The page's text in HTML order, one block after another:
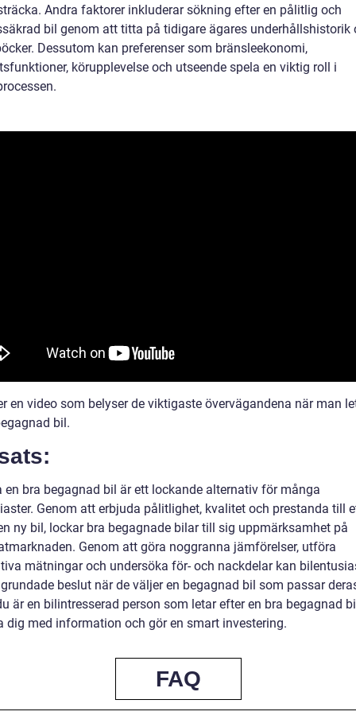
Andra faktorer inkluderar sökning efter en pålitlig och
bil genom att titta på tidigare ägares underhållshistorik
Dessutom kan preferenser som bränsleekonomi,
körupplevelse och utseende spela en viktig roll i
en video som belyser de viktigaste övervägandena när man
bil.
en bra begagnad bil är ett lockande alternativ för många
Genom att erbjuda pålitlighet, kvalitet och prestanda till
ny bil, lockar bra begagnade bilar till sig uppmärksamhet på
Genom att göra noggranna jämförelser, utföra
mätningar och undersöka för- och nackdelar kan
beslut när de väljer en begagnad bil som passar
är en bilintresserad person som letar efter en bra begagnad
dig med information och gör en smart investering.
FAQ